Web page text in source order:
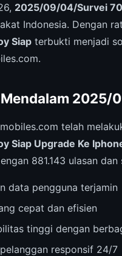
2025/09/04/Survei 70
Indonesia. Dengan
Siap terbukti menjadi
2025/
telah
Siap Upgrade Ke
881.143 ulasan
data pengguna terjamin
cepat dan efisien
tinggi dengan
responsif 24/7